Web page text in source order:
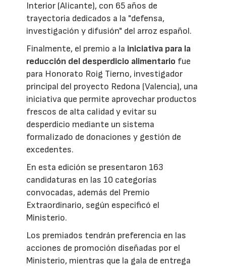
Interior (Alicante), con 65 años de
trayectoria dedicados a la "defensa,
investigación y difusión" del arroz español.
Finalmente, el premio a la iniciativa para la
reducción del desperdicio alimentario fue
para Honorato Roig Tierno, investigador
principal del proyecto Redona (Valencia), una
iniciativa que permite aprovechar productos
frescos de alta calidad y evitar su
desperdicio mediante un sistema
formalizado de donaciones y gestión de
excedentes.
En esta edición se presentaron 163
candidaturas en las 10 categorías
convocadas, además del Premio
Extraordinario, según especificó el
Ministerio.
Los premiados tendrán preferencia en las
acciones de promoción diseñadas por el
Ministerio, mientras que la gala de entrega